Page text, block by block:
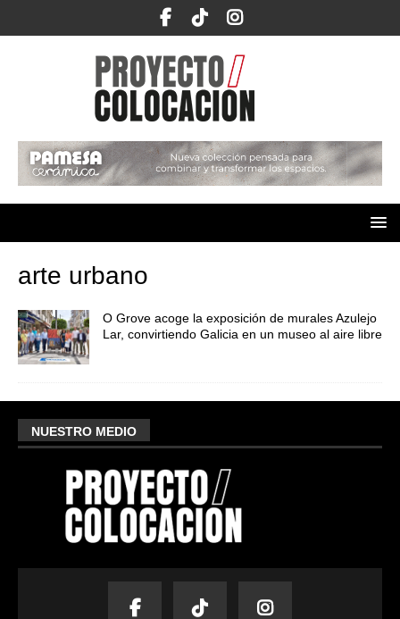
arte urbano
O Grove acoge la exposición de murales Azulejo
Lar, convirtiendo Galicia en un museo al aire libre
NUESTRO MEDIO